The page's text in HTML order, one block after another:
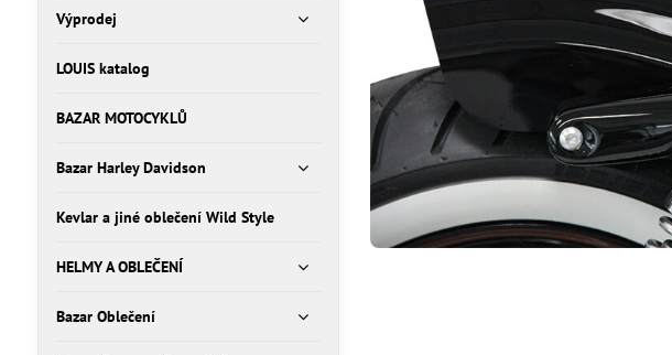
Výprodej
LOUIS katalog
BAZAR MOTOCYKLŮ
Bazar Harley Davidson
Kevlar a jiné oblečení Wild Style
HELMY A OBLEČENÍ
Bazar Oblečení